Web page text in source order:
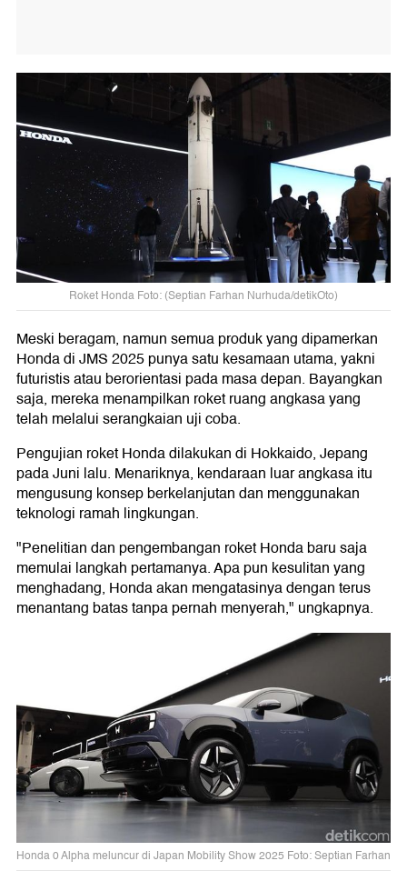
Roket Honda Foto: (Septian Farhan Nurhuda/detikOto)
Meski beragam, namun semua produk yang dipamerkan
Honda di JMS 2025 punya satu kesamaan utama, yakni
futuristis atau berorientasi pada masa depan. Bayangkan
saja, mereka menampilkan roket ruang angkasa yang
telah melalui serangkaian uji coba.
Pengujian roket Honda dilakukan di Hokkaido, Jepang
pada Juni lalu. Menariknya, kendaraan luar angkasa itu
mengusung konsep berkelanjutan dan menggunakan
teknologi ramah lingkungan.
"Penelitian dan pengembangan roket Honda baru saja
memulai langkah pertamanya. Apa pun kesulitan yang
menghadang, Honda akan mengatasinya dengan terus
menantang batas tanpa pernah menyerah," ungkapnya.
Honda 0 Alpha meluncur di Japan Mobility Show 2025 Foto: Septian Farhan